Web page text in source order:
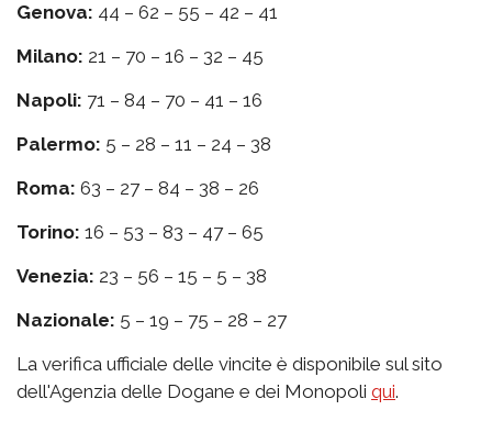
Genova: 44 – 62 – 55 – 42 – 41
Milano: 21 – 70 – 16 – 32 – 45
Napoli: 71 – 84 – 70 – 41 – 16
Palermo: 5 – 28 – 11 – 24 – 38
Roma: 63 – 27 – 84 – 38 – 26
Torino: 16 – 53 – 83 – 47 – 65
Venezia: 23 – 56 – 15 – 5 – 38
Nazionale: 5 – 19 – 75 – 28 – 27
La verifica ufficiale delle vincite è disponibile sul sito
dell'Agenzia delle Dogane e dei Monopoli qui.